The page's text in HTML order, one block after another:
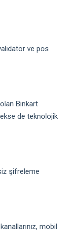
ve pos
Binkart
de teknolojik
şifreleme
mobil